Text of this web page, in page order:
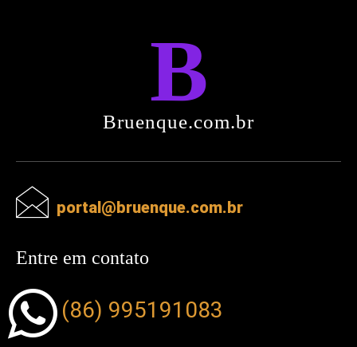
B
Bruenque.com.br
portal@bruenque.com.br
Entre em contato
(86) 995191083